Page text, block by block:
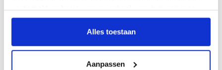
verzameld op basis van uw gebruik van hun services.
Alles toestaan
Aanpassen
Es ist nicht ratsam, alle Tests zu automatisieren!
Gerne helfen wir Ihnen, Ihren Testprozess zu
strukturieren und die verschiedenen Voraussetzungen